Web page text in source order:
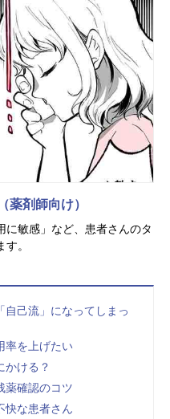
薬剤師向け）
に敏感」など、患者さんのタ
。
己流」になってしまっ
率を上げたい
かける？
薬確認のコツ
快な患者さん